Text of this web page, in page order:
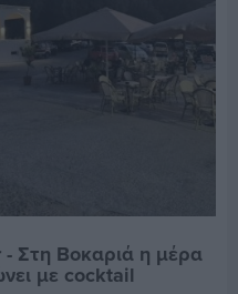
Στη Βοκαριά η μέρα
με cocktail